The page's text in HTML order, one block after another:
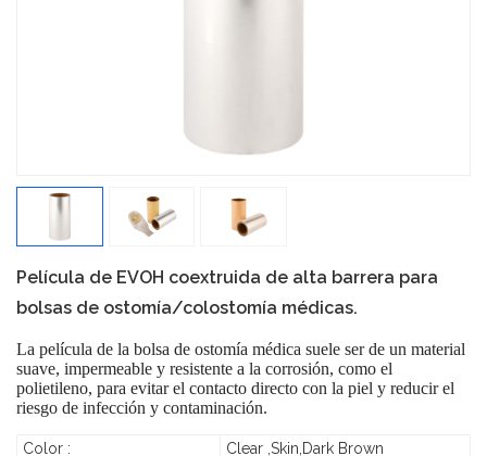
Película de EVOH coextruida de alta barrera para
bolsas de ostomía/colostomía médicas.
La película de la bolsa de ostomía médica suele ser de un material
suave, impermeable y resistente a la corrosión, como el
polietileno, para evitar el contacto directo con la piel y reducir el
riesgo de infección y contaminación.
Color :
Clear ,Skin,Dark Brown